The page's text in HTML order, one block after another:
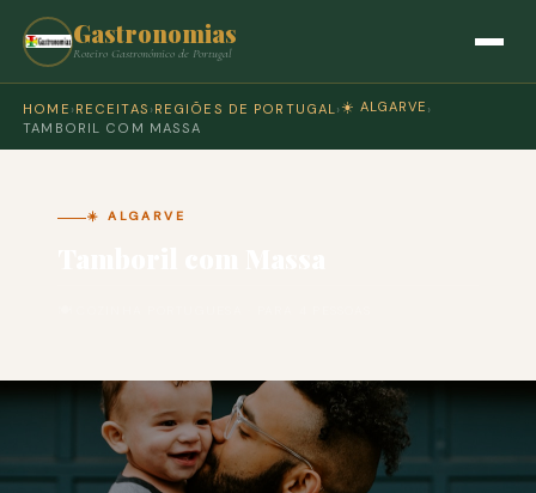
Gastronomias
Roteiro Gastronómico de Portugal
HOME › RECEITAS › REGIÕES DE PORTUGAL › ☀️ ALGARVE ›
TAMBORIL COM MASSA
☀️ ALGARVE